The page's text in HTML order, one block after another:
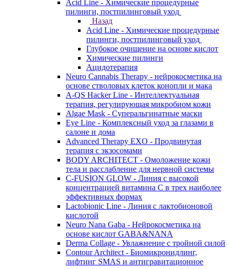
Acid Line - Химические процедурные
пилинги, постпилинговый уход
Назад
Acid Line - Химические процедурные
пилинги, постпилинговый уход
Глубокое очищение на основе кислот
Химические пилинги
Ацидотерапия
Neuro Cannabis Therapy - нейрокосметика на
основе стволовых клеток конопли и мака
A-QS Hacker Line - Интеллектуальная
терапия, регулирующая микробиом кожи
Algae Mask - Суперальгинатные маски
Eye Line - Комплексный уход за глазами в
салоне и дома
Advanced Therapy EXO - Продвинутая
терапия с экзосомами
BODY ARCHITECT - Омоложение кожи
тела и расслабление для нервной системы
C-FUSION GLOW - Линия с высокой
концентрацией витамина C в трех наиболее
эффективных формах
Lactobionic Line - Линия с лактобионовой
кислотой
Neuro Nana Gaba - Нейрокосметика на
основе кислот GABA&NANA
Derma Collage - Увлажнение с тройной силой
Contour Architect - Биомикронидлинг,
лифтинг SMAS и антигравитационное